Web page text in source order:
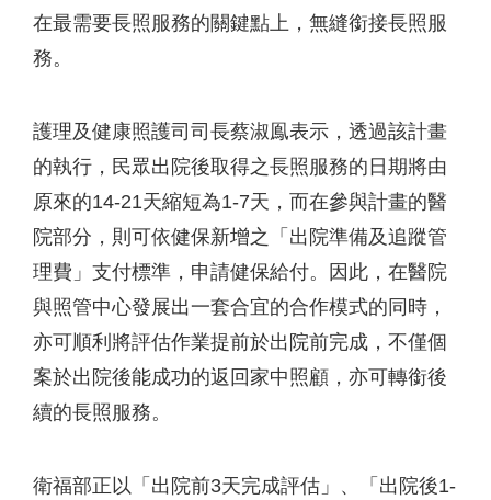
在最需要長照服務的關鍵點上，無縫銜接長照服
務。
護理及健康照護司司長蔡淑鳯表示，透過該計畫
的執行，民眾出院後取得之長照服務的日期將由
原來的14-21天縮短為1-7天，而在參與計畫的醫
院部分，則可依健保新增之「出院準備及追蹤管
理費」支付標準，申請健保給付。因此，在醫院
與照管中心發展出一套合宜的合作模式的同時，
亦可順利將評估作業提前於出院前完成，不僅個
案於出院後能成功的返回家中照顧，亦可轉銜後
續的長照服務。
衛福部正以「出院前3天完成評估」、「出院後1-